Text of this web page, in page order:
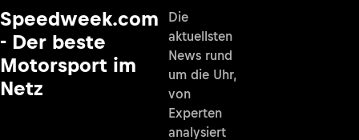
Speedweek.com
- Der beste
Motorsport im
Netz
Die
aktuellsten
News rund
um die Uhr,
von
Experten
analysiert